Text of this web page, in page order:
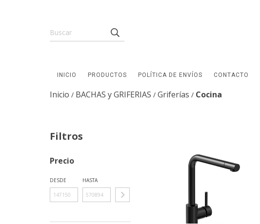
INICIO PRODUCTOS POLÍTICA DE ENVÍOS CONTACTO
Inicio / BACHAS y GRIFERIAS / Griferías / Cocina
Filtros
Precio
DESDE HASTA